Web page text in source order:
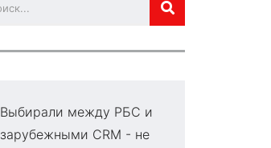
Выбирали между РБС и
зарубежными CRM - не